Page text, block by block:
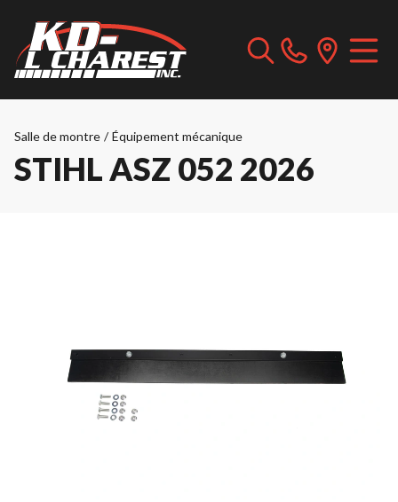
Salle de montre / Équipement mécanique
STIHL ASZ 052 2026